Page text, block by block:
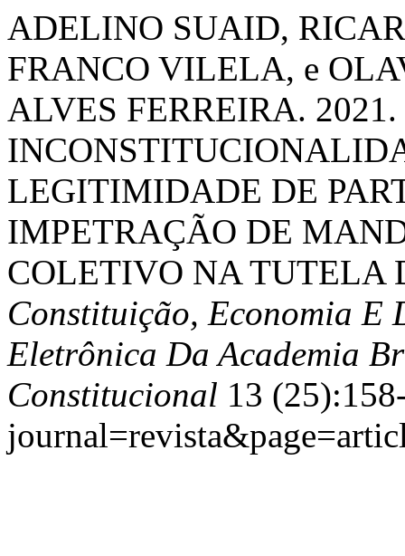
ADELINO SUAID,
FRANCO VILELA, e
ALVES FERREIRA. 2021.
LEGITIMIDADE DE
IMPETRAÇÃO DE
COLETIVO NA TUTELA
Constituição, Economia E
Eletrônica Da Academia
Constitucional 13